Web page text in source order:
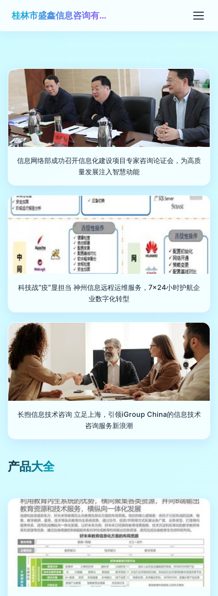
桂林市盛鑫信息咨询有限公司
信息网络部成功召开信息化建设项目专家咨询论证会，为高质
量发展注入智慧动能
科技战“疫”显担当 神州信息远程运维服务，7×24小时护航企
业数字化转型
长煦信息技术咨询 立足上海，引领iGroup China的信息技术
咨询服务新浪潮
产品大全